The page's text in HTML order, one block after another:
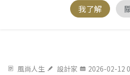
我了解
風尚人生 設計家 2026-02-12